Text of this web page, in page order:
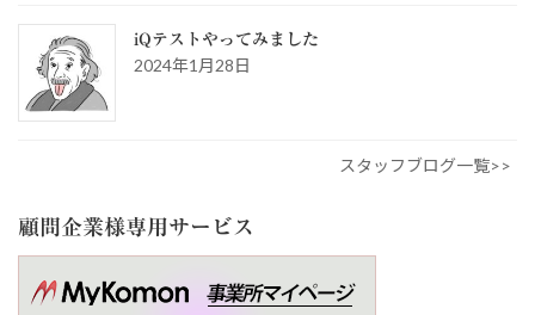
iQテストやってみました
2024年1月28日
スタッフブログ一覧>>
顧問企業様専用サービス